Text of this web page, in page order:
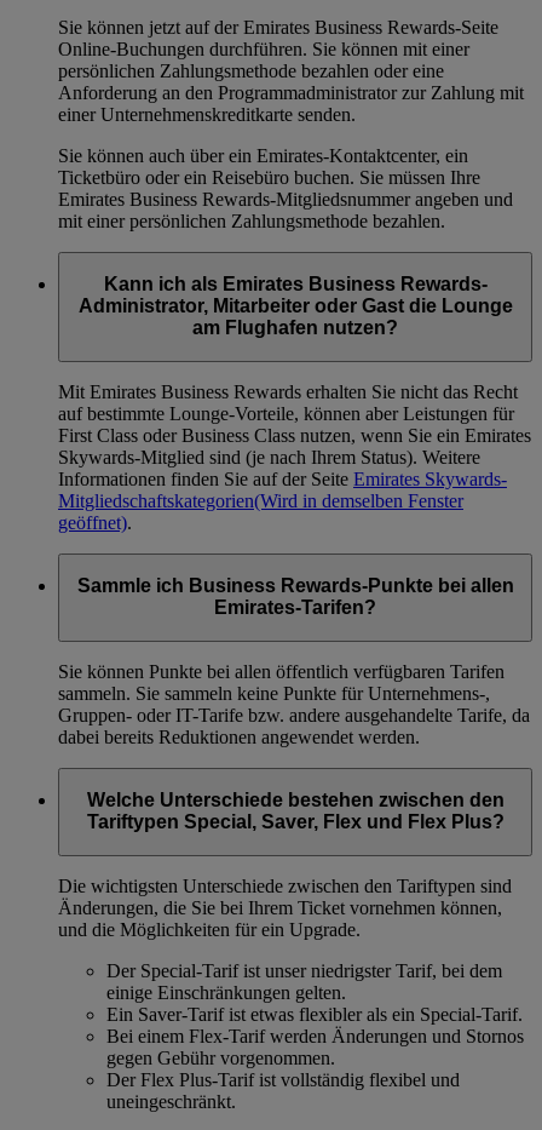
Sie können jetzt auf der Emirates Business Rewards-Seite
Online-Buchungen durchführen. Sie können mit einer
persönlichen Zahlungsmethode bezahlen oder eine
Anforderung an den Programmadministrator zur Zahlung mit
einer Unternehmenskreditkarte senden.
Sie können auch über ein Emirates-Kontaktcenter, ein
Ticketbüro oder ein Reisebüro buchen. Sie müssen Ihre
Emirates Business Rewards-Mitgliedsnummer angeben und
mit einer persönlichen Zahlungsmethode bezahlen.
Kann ich als Emirates Business Rewards-
Administrator, Mitarbeiter oder Gast die Lounge
am Flughafen nutzen?
Mit Emirates Business Rewards erhalten Sie nicht das Recht
auf bestimmte Lounge-Vorteile, können aber Leistungen für
First Class oder Business Class nutzen, wenn Sie ein Emirates
Skywards-Mitglied sind (je nach Ihrem Status). Weitere
Informationen finden Sie auf der Seite Emirates Skywards-
Mitgliedschaftskategorien(Wird in demselben Fenster
geöffnet).
Sammle ich Business Rewards-Punkte bei allen
Emirates-Tarifen?
Sie können Punkte bei allen öffentlich verfügbaren Tarifen
sammeln. Sie sammeln keine Punkte für Unternehmens-,
Gruppen- oder IT-Tarife bzw. andere ausgehandelte Tarife, da
dabei bereits Reduktionen angewendet werden.
Welche Unterschiede bestehen zwischen den
Tariftypen Special, Saver, Flex und Flex Plus?
Die wichtigsten Unterschiede zwischen den Tariftypen sind
Änderungen, die Sie bei Ihrem Ticket vornehmen können,
und die Möglichkeiten für ein Upgrade.
Der Special-Tarif ist unser niedrigster Tarif, bei dem
einige Einschränkungen gelten.
Ein Saver-Tarif ist etwas flexibler als ein Special-Tarif.
Bei einem Flex-Tarif werden Änderungen und Stornos
gegen Gebühr vorgenommen.
Der Flex Plus-Tarif ist vollständig flexibel und
uneingeschränkt.